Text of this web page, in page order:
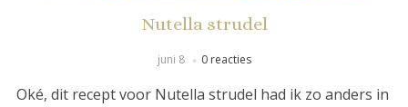
Nutella strudel
juni 8 0 reacties
Oké, dit recept voor Nutella strudel had ik zo anders in